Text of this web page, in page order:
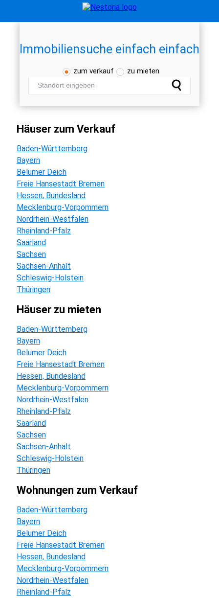
Immobiliensuche einfach einfach
zum verkauf zu mieten
häuser zum Verkauf
Baden-Württemberg
Bayern
Belumer Deich
Freie Hansestadt Bremen
Hessen, Bundesland
Mecklenburg-Vorpommern
Nordrhein-Westfalen
Rheinland-Pfalz
Saarland
Sachsen
Sachsen-Anhalt
Schleswig-Holstein
Thüringen
häuser zu mieten
Baden-Württemberg
Bayern
Belumer Deich
Freie Hansestadt Bremen
Hessen, Bundesland
Mecklenburg-Vorpommern
Nordrhein-Westfalen
Rheinland-Pfalz
Saarland
Sachsen
Sachsen-Anhalt
Schleswig-Holstein
Thüringen
wohnungen zum Verkauf
Baden-Württemberg
Bayern
Belumer Deich
Freie Hansestadt Bremen
Hessen, Bundesland
Mecklenburg-Vorpommern
Nordrhein-Westfalen
Rheinland-Pfalz